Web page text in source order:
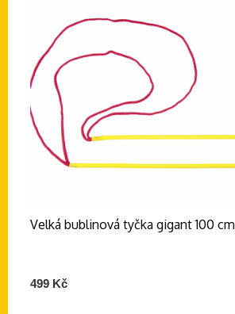
Velká bublinová tyčka gigant 100 cm
499 Kč